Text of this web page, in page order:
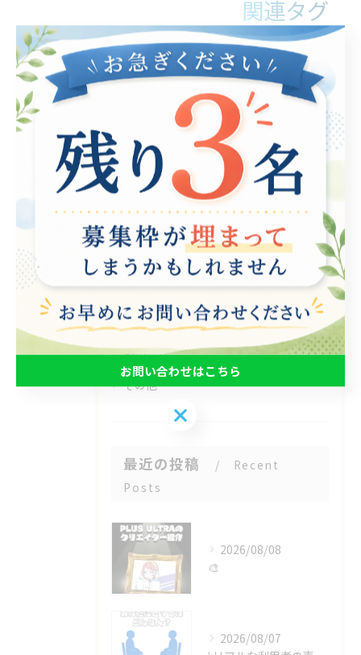
関連タグ
#就労継続支援B型
カテゴリー Categories
全てのカテゴリー
パソコン
在宅支援
動画編集
ゲーム制作
eスポーツ
お知らせ
その他
最近の投稿
Recent
Posts
2026/08/08
🎨
2026/08/07
お問い合わせはこちら
お問い合わせはこちら